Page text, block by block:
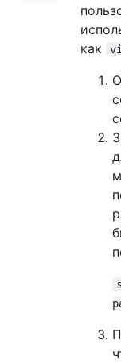
как
vi